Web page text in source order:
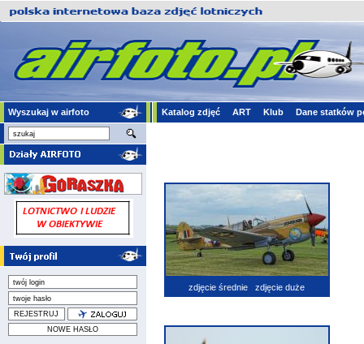
Wyszukaj w airfoto Katalog zdjęć ART Klub Dane statków
zdjęcie średnie zdjęcie duże